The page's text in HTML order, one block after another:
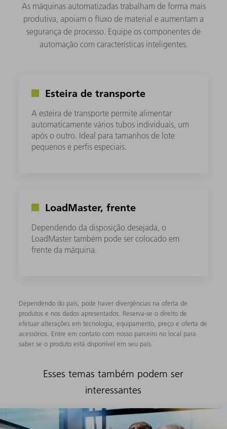
As máquinas automatizadas trabalham de forma mais
produtiva, apoiam o fluxo de material e aumentam a
segurança de processo. Equipe os componentes de
automação com características inteligentes.
Esteira de transporte
A esteira de transporte permite alimentar
automaticamente vários tubos individuais, um
após o outro. Ideal para tamanhos de lote
pequenos e perfis especiais.
LoadMaster, frente
Dependendo da disposição desejada, o
LoadMaster também pode ser colocado em
frente da máquina.
Dependendo do país, pode haver divergências na oferta de
produtos e nos dados apresentados. Reserva-se o direito de
efetuar alterações em tecnologia, equipamento, preço e oferta de
acessórios. Entre em contato com nosso parceiro no local para
saber se o produto está disponível em seu país.
Esses temas também podem ser
interessantes